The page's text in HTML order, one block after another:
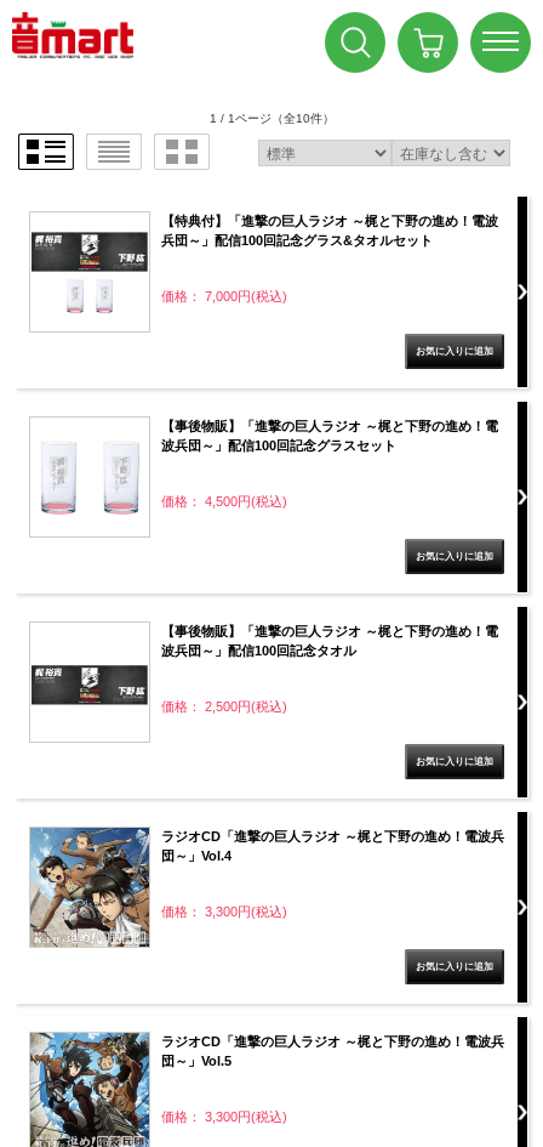
1 / 1ページ （全10件）
【特典付】「進撃の巨人ラジオ ～梶と下野の進め！電波
兵団～」配信100回記念グラス&タオルセット
価格： 7,000円(税込)
【事後物販】「進撃の巨人ラジオ ～梶と下野の進め！電
波兵団～」配信100回記念グラスセット
価格： 4,500円(税込)
【事後物販】「進撃の巨人ラジオ ～梶と下野の進め！電
波兵団～」配信100回記念タオル
価格： 2,500円(税込)
ラジオCD「進撃の巨人ラジオ ～梶と下野の進め！電波兵
団～」Vol.4
価格： 3,300円(税込)
ラジオCD「進撃の巨人ラジオ ～梶と下野の進め！電波兵
団～」Vol.5
価格： 3,300円(税込)